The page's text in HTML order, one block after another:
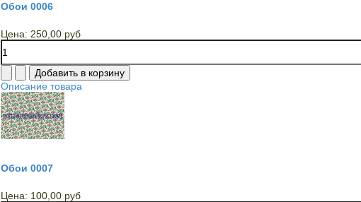
Обои 0006
Цена: 250,00 руб
Описание товара
Обои 0007
Цена: 100,00 руб